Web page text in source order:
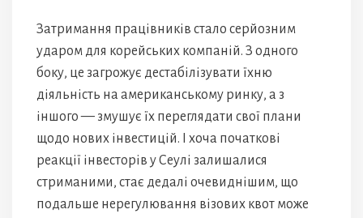
Затримання працівників стало серйозним
ударом для корейських компаній. З одного
боку, це загрожує дестабілізувати їхню
діяльність на американському ринку, а з
іншого — змушує їх переглядати свої плани
щодо нових інвестицій. І хоча початкові
реакції інвесторів у Сеулі залишалися
стриманими, стає дедалі очевиднішим, що
подальше нерегулювання візових квот може